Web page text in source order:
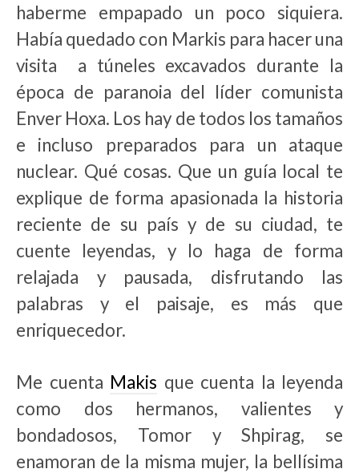
haberme empapado un poco siquiera.
Había quedado con Markis para hacer una
visita a túneles excavados durante la
época de paranoia del líder comunista
Enver Hoxa. Los hay de todos los tamaños
e incluso preparados para un ataque
nuclear. Qué cosas. Que un guía local te
explique de forma apasionada la historia
reciente de su país y de su ciudad, te
cuente leyendas, y lo haga de forma
relajada y pausada, disfrutando las
palabras y el paisaje, es más que
enriquecedor.
Me cuenta Makis que cuenta la leyenda
como dos hermanos, valientes y
bondadosos, Tomor y Shpirag, se
enamoran de la misma mujer, la bellísima